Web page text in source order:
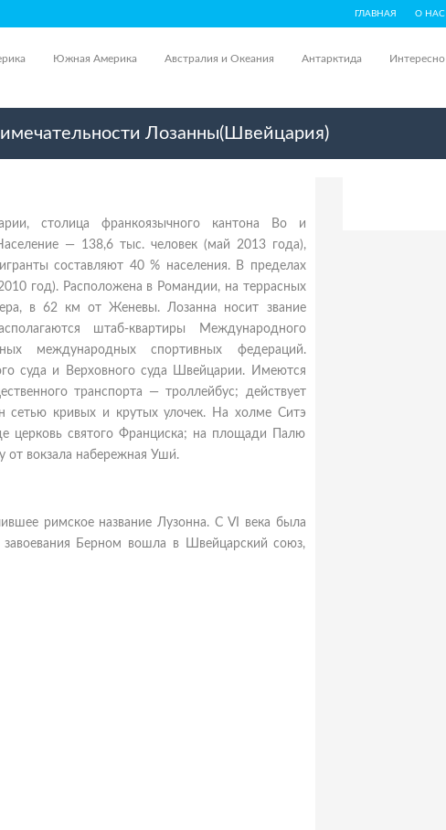
ГЛАВНАЯ О НАС
Южная Америка Австралия и Океания Антарктида Интересно
Лозанны(Швейцария)
столица франкоязычного кантона Во и
— 138,6 тыс. человек (май 2013 года),
составляют 40 % населения. В пределах
год). Расположена в Романдии, на террасных
в 62 км от Женевы. Лозанна носит звание
штаб-квартиры Международного
международных спортивных федераций.
суда и Верховного суда Швейцарии. Имеются
транспорта — троллейбус; действует
сетью кривых и крутых улочек. На холме Ситэ
церковь святого Франциска; на площади Палю
от вокзала набережная Уши́.
римское название Лузонна. С VI века была
Берном вошла в Швейцарский союз,